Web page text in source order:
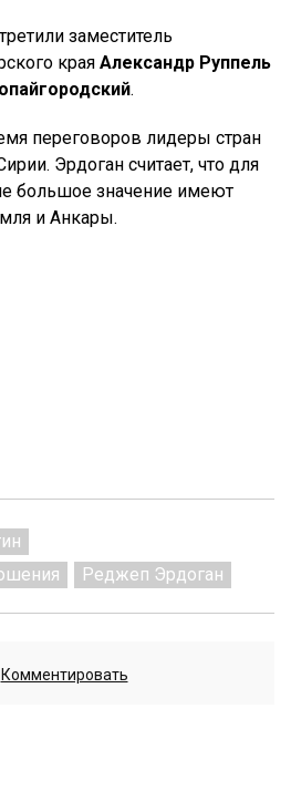
заместитель
края Александр Руппель
.
переговоров лидеры стран
Эрдоган считает, что для
большое значение имеют
и Анкары.
Реджеп Эрдоган
Комментировать